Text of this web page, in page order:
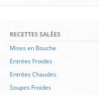
RECETTES SALÉES
Mises en Bouche
Entrées Froides
Entrées Chaudes
Soupes Froides